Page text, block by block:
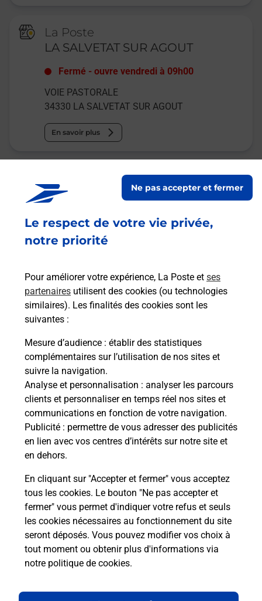
Le respect de votre vie privée,
notre priorité
Pour améliorer votre expérience, La Poste et ses
partenaires utilisent des cookies (ou technologies
similaires). Les finalités des cookies sont les
suivantes :
Mesure d’audience : établir des statistiques
complémentaires sur l’utilisation de nos sites et
suivre la navigation.
Analyse et personnalisation : analyser les parcours
clients et personnaliser en temps réel nos sites et
communications en fonction de votre navigation.
Publicité : permettre de vous adresser des publicités
en lien avec vos centres d’intérêts sur notre site et
en dehors.
En cliquant sur "Accepter et fermer" vous acceptez
tous les cookies. Le bouton "Ne pas accepter et
fermer" vous permet d'indiquer votre refus et seuls
les cookies nécessaires au fonctionnement du site
seront déposés. Vous pouvez modifier vos choix à
tout moment ou obtenir plus d'informations via
notre politique de cookies.
Ne pas accepter et fermer
La Poste
LA SALVETAT SUR AGOUT
Fermé -ouvre vendredi à 09h00
VOIE PASTORALE
34330 LA SALVETAT SUR AGOUT
En savoir plus
La Poste
en ligne
Ouvert 24h/24
Recherchez un autre point de contact
Questions fréquemment posées
Quel réseau utilise La Poste Mobile ?
Est-ce que je peux garder mon
numéro de mobile gratuitement ?
Est-ce que je peux bénéficier de la 5G
avec La Poste Mobile ?
Est-ce que je peux utiliser mon forfait
à l’étranger avec La Poste Mobile ?